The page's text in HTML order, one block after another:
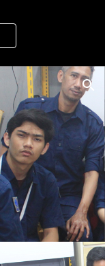
Skip to navigation